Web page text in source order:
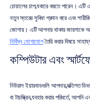
চোয়ালের চাপ ব্যবহার করতে পারেন। এটি
নতুন স্তরের সুবিধা প্রদান করে এবং
নির্বিঘ্ন যোগাযোগ তৈরি করার বিষয়ে
কম্পিউটার এবং
নিউরাল ইয়ারবাডগুলি আপনার ব্যক্তিগত
বা টাচস্ক্রিন ব্যবহার করার পরিবর্তে,